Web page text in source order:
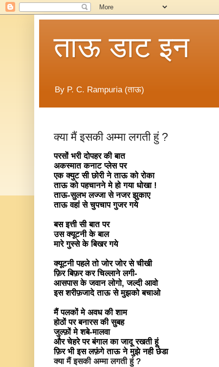
ताऊ डाट इन
By P. C. Rampuria (ताऊ)
क्या मैं इसकी अम्मा लगती हुं ?
परसों भरी दोपहर की बात
अकस्मात कनाट प्लेस पर
एक क्युट सी छोरी ने ताऊ को रोका
ताऊ को पहचानने मे हो गया धोखा !
ताऊ-सुलभ लज्जा से नजर झुकाए
ताऊ वहां से चुपचाप गुजर गये
बस इत्ती सी बात पर
उस क्यूटनी के बाल
मारे गुस्से के बिखर गये
क्यूटनी पहले तो जोर जोर से चीखी
फ़िर बिफ़र कर चिल्लाने लगी-
आसपास के जवान लोगो, जल्दी आवो
इस शरीफ़जादे ताऊ से मुझको बचाओ
मैं पलकों मे अवध की शाम
होठों पर बनारस की सुबह
जुल्फ़ों मे शबे-मालवा
और चेहरे पर बंगाल का जादू रखती हूं
फ़िर भी इस लफ़ंगे ताऊ ने मुझे नही छेडा
क्या मैं इसकी अम्मा लगती हुं ?